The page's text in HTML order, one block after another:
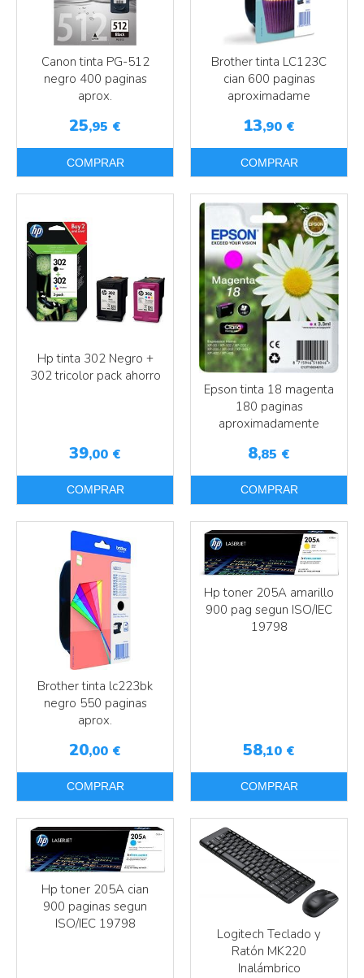
Canon tinta PG-512
negro 400 paginas
aprox.
25,95 €
COMPRAR
Brother tinta LC123C
cian 600 paginas
aproximadame
13,90 €
COMPRAR
Hp tinta 302 Negro +
302 tricolor pack ahorro
39,00 €
COMPRAR
Epson tinta 18 magenta
180 paginas
aproximadamente
8,85 €
COMPRAR
Brother tinta lc223bk
negro 550 paginas
aprox.
20,00 €
COMPRAR
Hp toner 205A amarillo
900 pag segun ISO/IEC
19798
58,10 €
COMPRAR
Más info
Hp toner 205A cian
900 paginas segun
ISO/IEC 19798
Más info
Logitech Teclado y
Ratón MK220
Inalámbrico
Más info
Más info
Más info